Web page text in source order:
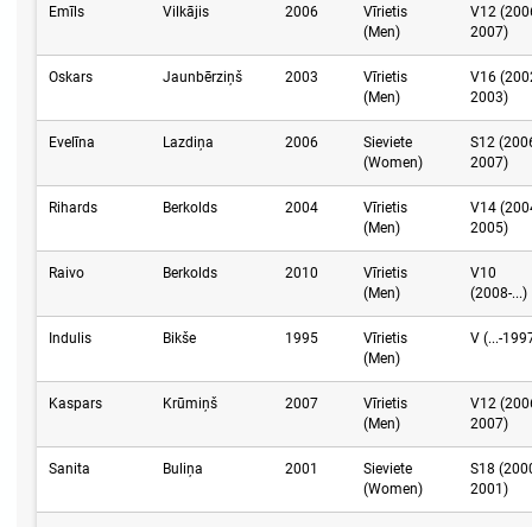
Emīls Vilkājis 2006
Vīrietis
(Men)
V12
2007)
Oskars Jaunbērziņš 2003
Vīrietis
(Men)
V16
2003)
Evelīna Lazdiņa 2006
Sieviete
(Women)
S12
2007)
Rihards Berkolds 2004
Vīrietis
(Men)
V14
2005)
Raivo Berkolds 2010
Vīrietis
(Men)
V10
(2008-...)
Indulis Bikše 1995
Vīrietis
(Men)
V (...-
Kaspars Krūmiņš 2007
Vīrietis
(Men)
V12
2007)
Sanita Buliņa 2001
Sieviete
(Women)
S18
2001)